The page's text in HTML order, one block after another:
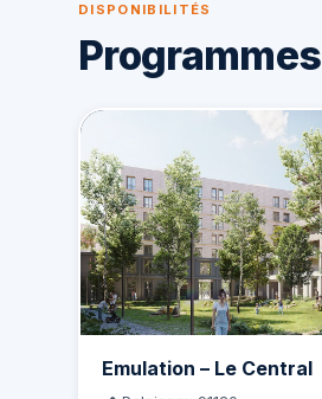
DISPONIBILITÉS
Emulation – Le Central